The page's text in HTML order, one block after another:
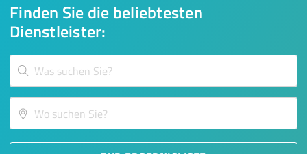
Finden Sie die beliebtesten
Dienstleister: